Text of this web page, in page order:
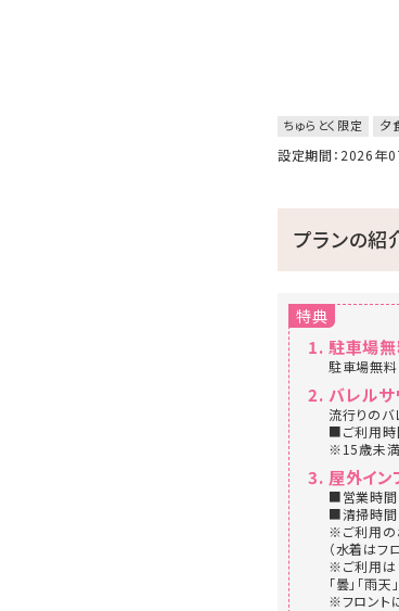
ちゅらとく限定 夕
設定期間：2026年
プランの紹
特典
駐車場
駐車場無料
バレル
流行りのバ
■ご利用時
※15歳未
屋外イン
■営業時
■清掃時間
※ご利用の
（水着はフ
※ご利用は
「曇」「雨
※フロント